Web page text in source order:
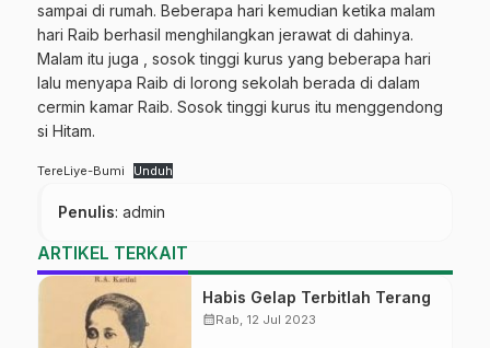
sampai di rumah. Beberapa hari kemudian ketika malam
hari Raib berhasil menghilangkan jerawat di dahinya.
Malam itu juga , sosok tinggi kurus yang beberapa hari
lalu menyapa Raib di lorong sekolah berada di dalam
cermin kamar Raib. Sosok tinggi kurus itu menggendong
si Hitam.
TereLiye-Bumi Unduh
Penulis: admin
ARTIKEL TERKAIT
Habis Gelap Terbitlah Terang
calendar_monthRab, 12 Jul 2023